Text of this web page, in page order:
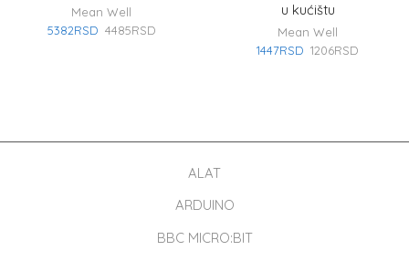
Mean Well
5382RSD 4485RSD
u kućištu
Mean Well
1447RSD 1206RSD
ALAT
ARDUINO
BBC MICRO:BIT